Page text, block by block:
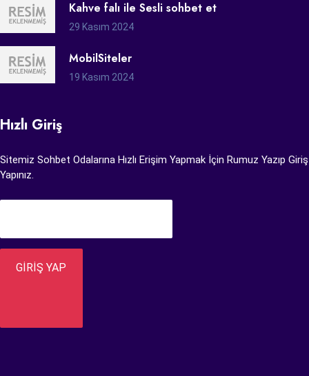
Kahve falı ile Sesli sohbet et
29 Kasım 2024
MobilSiteler
19 Kasım 2024
Hızlı Giriş
Sitemiz Sohbet Odalarına Hızlı Erişim Yapmak İçin Rumuz Yazıp Giriş
Yapınız.
GİRİŞ YAP